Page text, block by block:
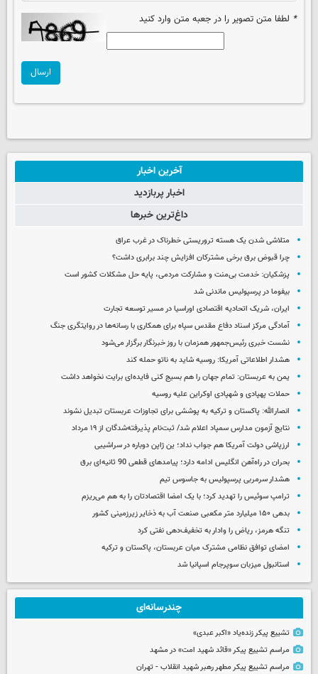
* لطفا متن تصویر را در جعبه متن وارد کنید
ارسال
آخرین اخبار
اخبار پربازدید
داغ‌ترین خبرها
متلاشی شدن یک هسته تروریستی خطرناک در غرب عراق
چرا قبوض برق برخی مشترکان افزایش چند برابری داشت؟
پزشکیان: خدمت بی‌منت و مشارکت مردمی، پایه حل مشکلات کشور است
بیفوما در پرسپولیس ماندنی شد
ایران، شریک اتحادیه اقتصادی اوراسیا در مسیر توسعه تجارت
آمادگی مرکز اسناد دفاع مقدس سپاه برای همکاری با رسانه‌ها در روایتگری جنگ
نشست خبری رئیس‌جمهور همزمان با روز خبرنگار برگزار می‌شود
هشدار اطلاعاتی آمریکا: روسیه شاید به ناتو حمله کند
یمن به عربستان: تمام جهان را هم بسیج کنی فایده‌ای برایت نخواهد داشت
حملات پهپادی و شهپادی اوکراین علیه روسیه
انصارالله: پاکستان و ترکیه به پوششی برای تجاوزات عربستان تبدیل نشوند
نتایج آزمون مدارس سمپاد اعلام شد/ ثبت‌نام پذیرفته‌شدگان از ۱۹ مرداد
ارزپاشی دولت آمریکا هم جواب نداد؛ ین ژاپن دوباره در سراشیبی
بحران در راه‌آهن انگلیس ادامه دارد؛ پیامدهای قطعی 90 ثانیه‌ای برق
هشدار سرمربی پرسپولیس به جاسوس تیم
ترامپ سوئیس را تهدید کرد؛ با یک امضا اقتصادتان را به هم می‌ریزم
بدهی ۱۵۰ میلیارد متر مکعبی صنعت آب به ذخایر زیرزمینی کشور
تنگه هرمز، ریاض را وادار به تخفیف‌دهی نفتی کرد
امضای توافق نظامی مشترک میان عربستان، پاکستان و ترکیه
استانبول میزبان سوپرجام اسپانیا شد
چندرسانه‌ای
تشییع پیکر زنده‌یاد «اکبر عبدی»
مراسم تشییع پیکر «قائد شهید امت» در مشهد
مراسم تشییع پیکر مطهر رهبر شهید انقلاب - تهران